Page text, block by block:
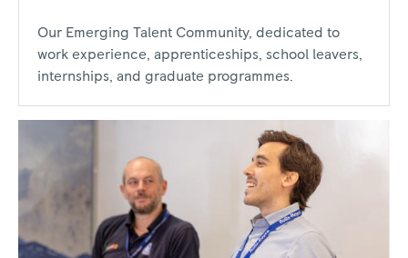
Our Emerging Talent Community, dedicated to
work experience, apprenticeships, school leavers,
internships, and graduate programmes.